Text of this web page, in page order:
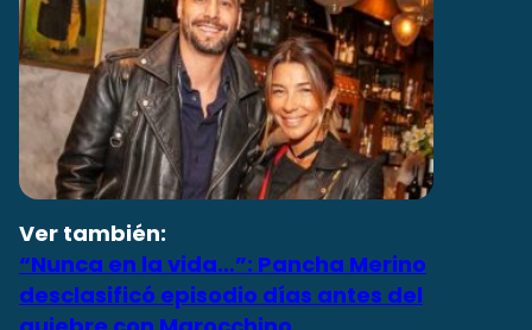
Ver también:
“Nunca en la vida…”: Pancha Merino
desclasificó episodio días antes del